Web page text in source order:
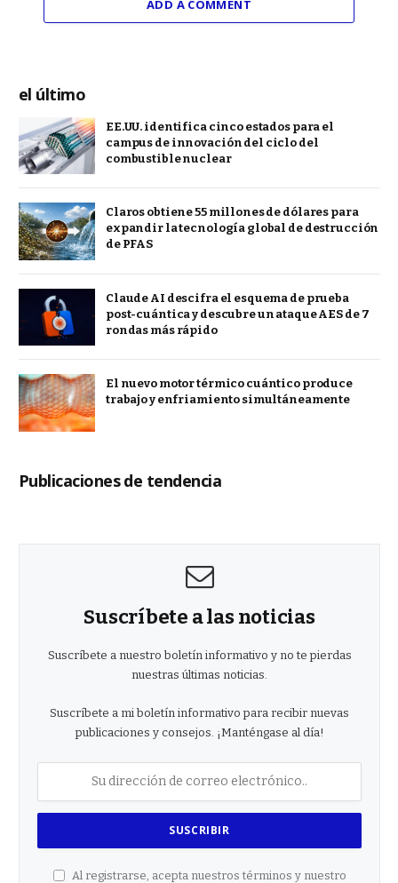
ADD A COMMENT
el último
EE.UU. identifica cinco estados para el
campus de innovación del ciclo del
combustible nuclear
Claros obtiene 55 millones de dólares para
expandir la tecnología global de destrucción
de PFAS
Claude AI descifra el esquema de prueba
post-cuántica y descubre un ataque AES de 7
rondas más rápido
El nuevo motor térmico cuántico produce
trabajo y enfriamiento simultáneamente
Publicaciones de tendencia
Suscríbete a las noticias
Suscríbete a nuestro boletín informativo y no te pierdas
nuestras últimas noticias.
Suscríbete a mi boletín informativo para recibir nuevas
publicaciones y consejos. ¡Manténgase al día!
Al registrarse, acepta nuestros términos y nuestro